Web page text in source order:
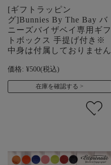
[ギフトラッピン
グ]Bunnies By The Bay バ
ニーズバイザベイ専用ギフ
トボックス 手提げ付き※
中身は付属しておりません
価格: ¥500(税込)
在庫を確認する